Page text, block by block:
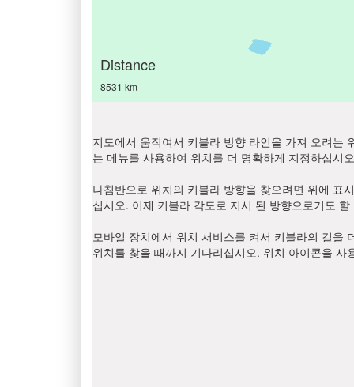
Distance
8531 km
지도에서 움직여서 키블라 방향 라인을 가져 오려는
는 메뉴를 사용하여 위치를 더 명확하게 지정하십시
나침반으로 위치의 키블라 방향을 찾으려면 위에 표
십시오. 이제 키블라 각도로 지시 된 방향으로기도
모바일 장치에서 위치 서비스를 켜서 키블라의 길을
위치를 찾을 때까지 기다리십시오. 위치 아이콘을